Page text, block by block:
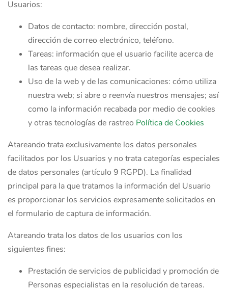
Usuarios:
Datos de contacto: nombre, dirección postal,
dirección de correo electrónico, teléfono.
Tareas: información que el usuario facilite acerca de
las tareas que desea realizar.
Uso de la web y de las comunicaciones: cómo utiliza
nuestra web; si abre o reenvía nuestros mensajes; así
como la información recabada por medio de cookies
y otras tecnologías de rastreo Política de Cookies
Atareando trata exclusivamente los datos personales
facilitados por los Usuarios y no trata categorías especiales
de datos personales (artículo 9 RGPD). La finalidad
principal para la que tratamos la información del Usuario
es proporcionar los servicios expresamente solicitados en
el formulario de captura de información.
Atareando trata los datos de los usuarios con los
siguientes fines:
Prestación de servicios de publicidad y promoción de
Personas especialistas en la resolución de tareas.